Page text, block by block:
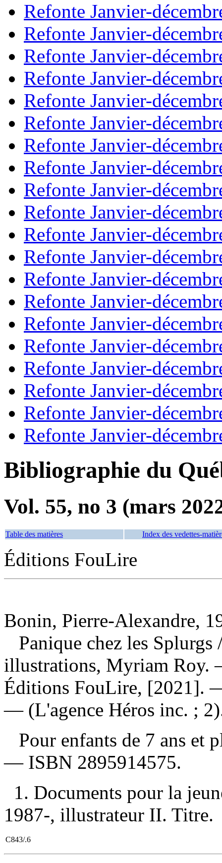
Refonte Janvier-
Refonte Janvier-
Refonte Janvier-
Refonte Janvier-
Refonte Janvier-
Refonte Janvier-
Refonte Janvier-
Refonte Janvier-
Refonte Janvier-
Refonte Janvier-
Refonte Janvier-
Refonte Janvier-
Refonte Janvier-
Refonte Janvier-
Refonte Janvier-
Refonte Janvier-
Refonte Janvier-
Refonte Janvier-
Refonte Janvier-
Refonte Janvier-
Bibliographie du
Vol. 55, no 3 (mars
Table des matières Index des vedettes-
Éditions FouLire
Bonin, Pierre-Alexandre,
Panique chez les Splurgs
illustrations, Myriam Roy.
Éditions FouLire, [2021].
— (L'agence Héros inc. ;
Pour enfants de 7 ans et
— ISBN 2895914575.
1. Documents pour la
1987-, illustrateur II. Titre.
C843/.6